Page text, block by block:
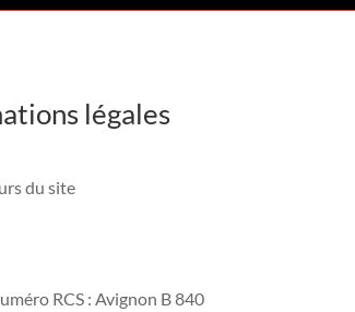
légales
du site
RCS : Avignon B 840